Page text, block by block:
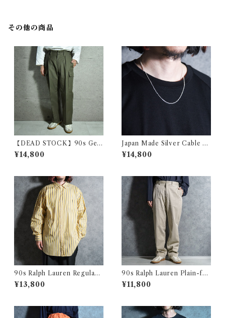
その他の商品
【DEAD STOCK】90s Ger
man Army Moleskin Pants
ドイツ軍 モールスキン カーゴ
¥14,800
Japan Made Silver Cable C
hain Nacklace シルバー ケー
ブル チェーン ネックレス 日本
¥14,800
90s Ralph Lauren Regular
Collar Check Shirts CURH
AM SPORT ラルフローレン
¥13,800
90s Ralph Lauren Plain-fro
nt Chino Trousers PROSP
ECT PANTS Beige ラルフロ
スペクトパンツ ベージュ
¥11,800